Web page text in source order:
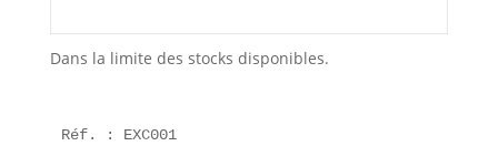
Dans la limite des stocks disponibles.
Réf. : EXC001